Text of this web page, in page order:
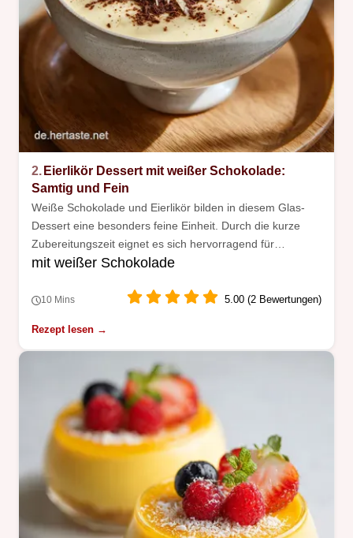
2. Eierlikör Dessert mit weißer Schokolade:
Samtig und Fein
Weiße Schokolade und Eierlikör bilden in diesem Glas-
Dessert eine besonders feine Einheit. Durch die kurze
Zubereitungszeit eignet es sich hervorragend für
spontane Gäste.
mit weißer Schokolade
10 Mins 5.00 (2 Bewertungen)
Rezept lesen →